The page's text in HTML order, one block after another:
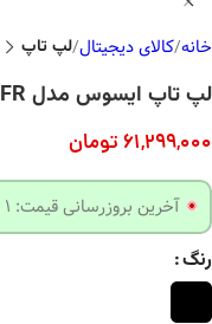
خانه کالای دیجیتال لپ تاپ
لپ تاپ ایسوس مدل TUF Gaming A15 – FA506NFR
61,299,000تومان
آخرین بروزرسانی قیمت: 1 سال پیش
رنگ